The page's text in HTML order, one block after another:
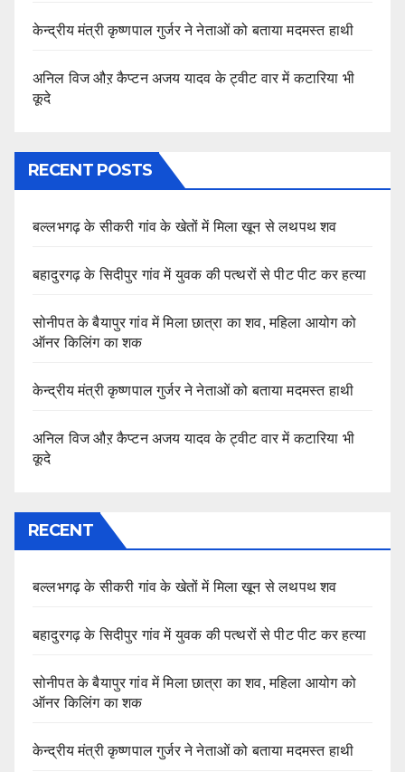
केन्द्रीय मंत्री कृष्णपाल गुर्जर ने नेताओं को बताया मदमस्त हाथी
अनिल विज औऱ कैप्टन अजय यादव के ट्वीट वार में कटारिया भी
कूदे
RECENT POSTS
बल्लभगढ़ के सीकरी गांव के खेतों में मिला खून से लथपथ शव
बहादुरगढ़ के सिदीपुर गांव में युवक की पत्थरों से पीट पीट कर हत्या
सोनीपत के बैयापुर गांव में मिला छात्रा का शव, महिला आयोग को
ऑनर किलिंग का शक
केन्द्रीय मंत्री कृष्णपाल गुर्जर ने नेताओं को बताया मदमस्त हाथी
अनिल विज औऱ कैप्टन अजय यादव के ट्वीट वार में कटारिया भी
कूदे
RECENT
बल्लभगढ़ के सीकरी गांव के खेतों में मिला खून से लथपथ शव
बहादुरगढ़ के सिदीपुर गांव में युवक की पत्थरों से पीट पीट कर हत्या
सोनीपत के बैयापुर गांव में मिला छात्रा का शव, महिला आयोग को
ऑनर किलिंग का शक
केन्द्रीय मंत्री कृष्णपाल गुर्जर ने नेताओं को बताया मदमस्त हाथी